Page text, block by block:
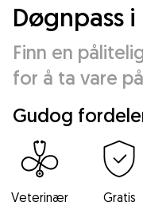
Døgnpass
Finn en
for å ta vare
Gudog
Veterinær
Gratis